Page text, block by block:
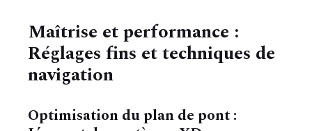
Maîtrise et performance :
Réglages fins et techniques de
navigation
Optimisation du plan de pont :